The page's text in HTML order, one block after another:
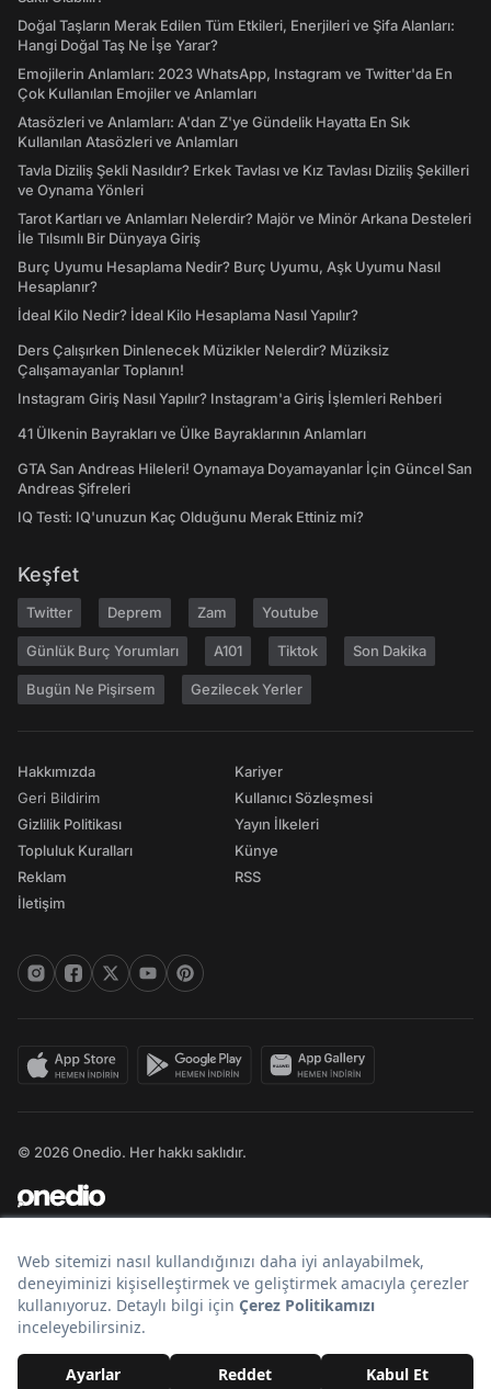
Doğal Taşların Merak Edilen Tüm Etkileri, Enerjileri ve Şifa Alanları:
Hangi Doğal Taş Ne İşe Yarar?
Emojilerin Anlamları: 2023 WhatsApp, Instagram ve Twitter'da En
Çok Kullanılan Emojiler ve Anlamları
Atasözleri ve Anlamları: A'dan Z'ye Gündelik Hayatta En Sık
Kullanılan Atasözleri ve Anlamları
Tavla Diziliş Şekli Nasıldır? Erkek Tavlası ve Kız Tavlası Diziliş Şekilleri
ve Oynama Yönleri
Tarot Kartları ve Anlamları Nelerdir? Majör ve Minör Arkana Desteleri
İle Tılsımlı Bir Dünyaya Giriş
Burç Uyumu Hesaplama Nedir? Burç Uyumu, Aşk Uyumu Nasıl
Hesaplanır?
İdeal Kilo Nedir? İdeal Kilo Hesaplama Nasıl Yapılır?
Ders Çalışırken Dinlenecek Müzikler Nelerdir? Müziksiz
Çalışamayanlar Toplanın!
Instagram Giriş Nasıl Yapılır? Instagram'a Giriş İşlemleri Rehberi
41 Ülkenin Bayrakları ve Ülke Bayraklarının Anlamları
GTA San Andreas Hileleri! Oynamaya Doyamayanlar İçin Güncel San
Andreas Şifreleri
IQ Testi: IQ'unuzun Kaç Olduğunu Merak Ettiniz mi?
Keşfet
Twitter Deprem Zam Youtube
Günlük Burç Yorumları A101 Tiktok Son Dakika
Bugün Ne Pişirsem Gezilecek Yerler
Hakkımızda
Geri Bildirim
Gizlilik Politikası
Topluluk Kuralları
Reklam
İletişim
Kariyer
Kullanıcı Sözleşmesi
Yayın İlkeleri
Künye
RSS
© 2026 Onedio. Her hakkı saklıdır.
Bir markasıdır.